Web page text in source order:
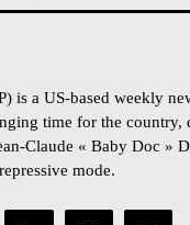
is a US-based weekly
time for the country,
Claude « Baby Doc »
mode.